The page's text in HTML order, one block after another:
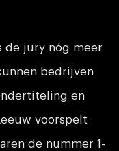
de jury nóg meer
bedrijven
en
voorspelt
de nummer 1-